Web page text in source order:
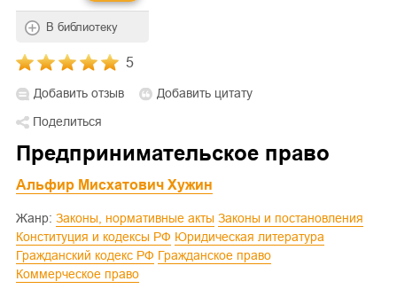
В библиотеку
5
Добавить отзыв
Добавить цитату
Поделиться
Предпринимательское право
Альфир Мисхатович Хужин
Жанр: Законы, нормативные акты
Законы и постановления
Конституция и кодексы РФ
Юридическая литература
Гражданский кодекс РФ
Гражданское право
Коммерческое право